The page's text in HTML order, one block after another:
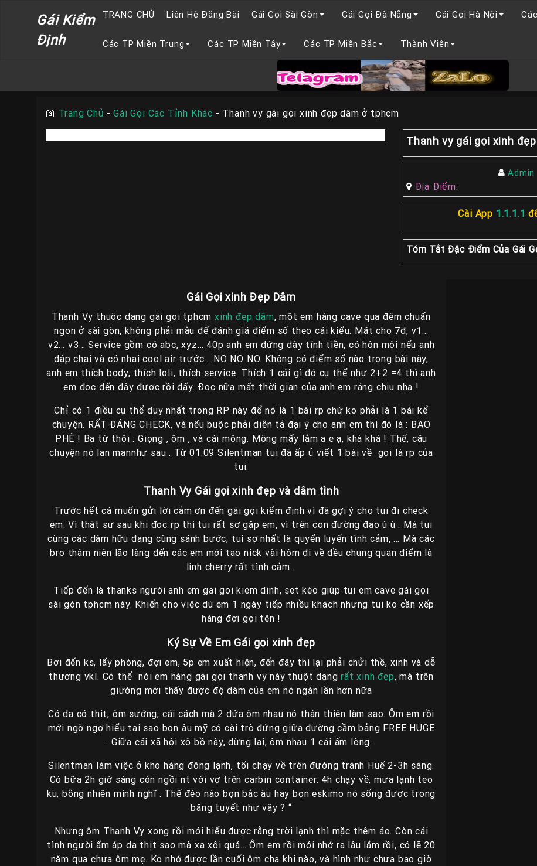
Gái Kiểm
Định
TRANG CHỦ Liên Hệ Đăng Bài Gái Gọi Sài Gòn Gái Gọi Đà Nẵng Gái Gọi Hà Nội
Các TP Miền Trung Các TP Miền Tây Các TP Miền Bắc Thành Viên
🛐 Trang Chủ -Gái Gọi Các Tỉnh Khác - Thanh vy gái gọi xinh đẹp dâm ở tphcm
Thanh vy gái gọi xinh
Admin
Địa Điểm:
Cài App 1.1.1.1
Tóm Tắt Đặc Điểm Của Gái
Gái Gọi xinh Đẹp Dâm
Thanh Vy thuộc dạng gái gọi tphcmxinh đẹp dâm, một em hàng cave qua đêm chuẩn
ngon ở sài gòn, không phải mẫu để đánh giá điểm số theo cái kiểu. Mặt cho 7đ, v1…
v2… v3… Service gồm có abc, xyz… 40p anh em đứng dậy tính tiền, có hôn môi nếu anh
đập chai và có nhai cool air trước… NO NO NO. Không có điểm số nào trong bài này,
anh em thích body, thích loli, thích service. Thích 1 cái gì đó cụ thể như 2+2 =4 thì anh
em đọc đến đây được rồi đấy. Đọc nữa mất thời gian của anh em ráng chịu nha !
Chỉ có 1 điều cụ thể duy nhất trong RP này để nó là 1 bài rp chứ ko phải là 1 bài kể
chuyện. RẤT ĐÁNG CHECK, và nếu buộc phải diễn tả đại ý cho anh em thì đó là : BAO
PHÊ ! Ba từ thôi : Giọng , ôm , và cái mông. Mông mẩy lắm a e ạ, khà khà ! Thế, câu
chuyện nó lan mannhư sau . Từ 01.09 Silentman tui đã ấp ủ viết 1 bài về gọi là rp của
tui.
Thanh Vy Gái gọi xinh đẹp và dâm tình
Trước hết cá muốn gửi lời cảm ơn đến gái gọi kiểm định vì đã gợi ý cho tui đi check
em. Vì thật sự sau khi đọc rp thì tui rất sợ gặp em, vì trên con đường đạo ù ù . Mà tui
cùng các dâm hữu đang cùng sánh bước, tui sợ nhất là quyến luyến tình cảm, … Mà các
bro thâm niên lão làng đến các em mới tạo nick vài hôm đi về đều chung quan điểm là
linh cherry rất tình cảm…
Tiếp đến là thanks người anh em gai goi kiem dinh, set kèo giúp tui em cave gái gọi
sài gòn tphcm này. Khiến cho việc dù em 1 ngày tiếp nhiều khách nhưng tui ko cần xếp
hàng đợi gọi tên !
Ký Sự Về Em Gái gọi xinh đẹp
Bơi đến ks, lấy phòng, đợi em, 5p em xuất hiện, đến đây thì lại phải chửi thề, xinh và dễ
thương vkl. Có thể nói em hàng gái gọi thanh vy này thuột dạngrất xinh đẹp, mà trên
giường mới thấy được độ dâm của em nó ngàn lần hơn nữa
Có da có thịt, ôm sướng, cái cách mà 2 đứa ôm nhau nó thân thiện làm sao. Ôm em rồi
mới ngờ ngợ hiểu tại sao bọn âu mỹ có cài trò đứng giữa đường cầm bảng FREE HUGE
. Giữa cái xã hội xô bồ này, dừng lại, ôm nhau 1 cái ấm lòng…
Silentman làm việc ở kho hàng đông lạnh, tối chạy về trên đường tránh Huế 2-3h sáng.
Có bữa 2h giờ sáng còn ngồi nt với vợ trên carbin container. 4h chạy về, mưa lạnh teo
ku, bỗng nhiên mình nghĩ . Thế đéo nào bọn bắc âu hay bọn eskimo nó sống được trong
băng tuyết như vậy ? “
Nhưng ôm Thanh Vy xong rồi mới hiểu được rằng trời lạnh thì mặc thêm áo. Còn cái
tình người ấm áp da thịt sao mà xa xôi quá… Ôm em rồi mới nhớ ra lâu lắm rồi, có lẽ 20
năm qua chưa ôm mẹ. Ko nhớ được lần cuối ôm cha khi nào, và hình như chưa bao giờ